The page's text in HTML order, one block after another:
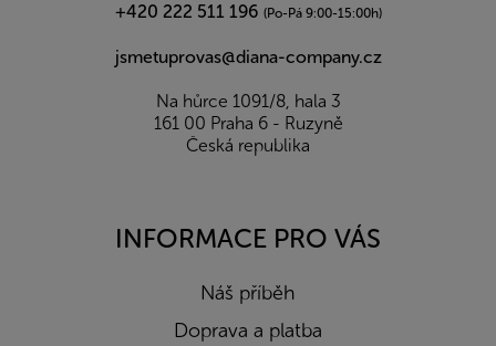
+420 222 511 196 (Po-Pá 9:00-15:00h)
jsmetuprovas@diana-company.cz
Na hůrce 1091/8, hala 3
161 00 Praha 6 - Ruzyně
Česká republika
INFORMACE PRO VÁS
Náš příběh
Doprava a platba